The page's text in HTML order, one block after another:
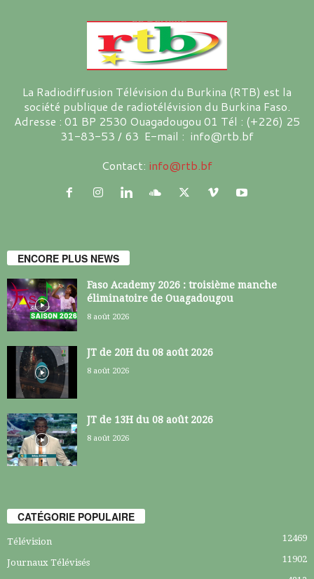
La Radiodiffusion Télévision du Burkina (RTB) est la
société publique de radiotélévision du Burkina Faso.
Adresse : 01 BP 2530 Ouagadougou 01 Tél : (+226) 25
31-83-53 / 63 E-mail : info@rtb.bf
Contact: info@rtb.bf
ENCORE PLUS NEWS
Faso Academy 2026 : troisième manche
éliminatoire de Ouagadougou
8 août 2026
JT de 20H du 08 août 2026
8 août 2026
JT de 13H du 08 août 2026
8 août 2026
CATÉGORIE POPULAIRE
Télévision 12469
Journaux Télévisés 11902